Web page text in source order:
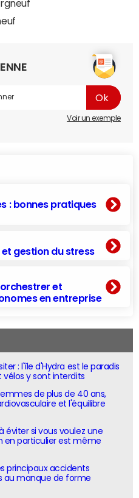
Voir un exemple
: bonnes pratiques
gestion du stress
et
en entreprise
: l'île d'Hydra est le paradis
vélos y sont interdits
de plus de 40 ans,
et l'équilibre
éviter si vous voulez une
en particulier est même
principaux accidents
au manque de forme